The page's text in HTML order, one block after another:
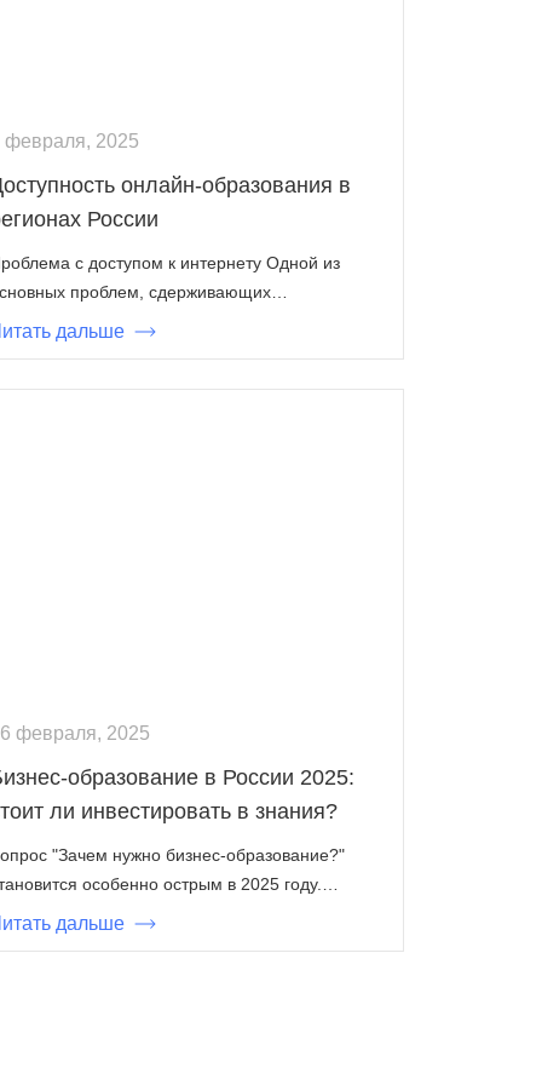
февраля, 2025
онлайн-образования в
России
с доступом к интернету Одной из
проблем, сдерживающих…
дальше
февраля, 2025
образование в России 2025:
ли инвестировать в знания?
"Зачем нужно бизнес-образование?"
особенно острым в 2025 году.…
дальше